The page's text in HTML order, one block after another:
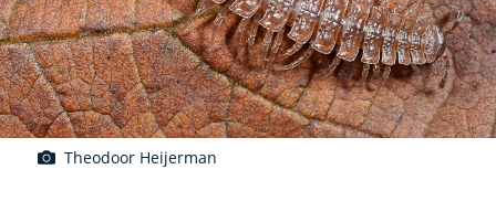
Theodoor Heijerman